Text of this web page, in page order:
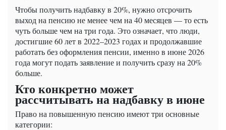
Чтобы получить надбавку в 20%, нужно отсрочить
выход на пенсию не менее чем на 40 месяцев — то есть
чуть больше чем на три года. Это означает, что люди,
достигшие 60 лет в 2022–2023 годах и продолжавшие
работать без оформления пенсии, именно в июне 2026
года могут подать заявление и получить сразу на 20%
больше.
Кто конкретно может
рассчитывать на надбавку в июне
Право на повышенную пенсию имеют три основные
категории: